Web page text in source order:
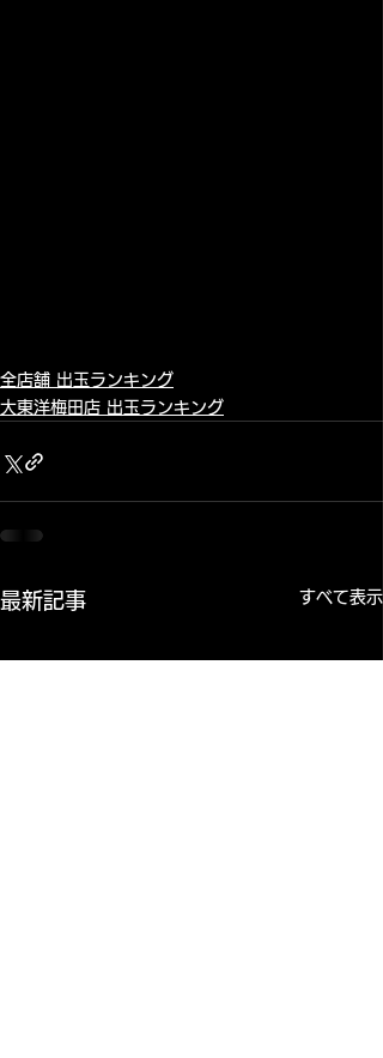
全店舗 出玉ランキング
大東洋梅田店 出玉ランキング
最新記事 すべて表示